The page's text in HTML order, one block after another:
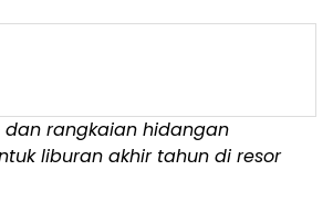
dan rangkaian hidangan
liburan akhir tahun di resor